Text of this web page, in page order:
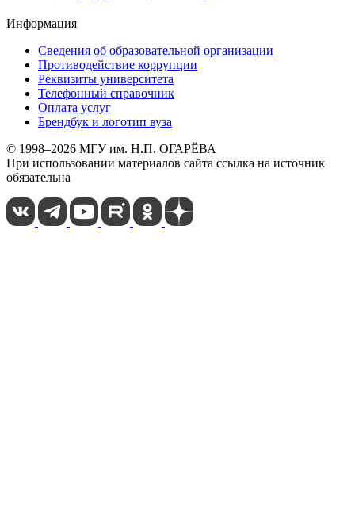
Информация
Сведения об образовательной организации
Противодействие коррупции
Реквизиты университета
Телефонный справочник
Оплата услуг
Брендбук и логотип вуза
© 1998–2026 МГУ им. Н.П. ОГАРЁВА
При использовании материалов сайта ссылка на источник
обязательна